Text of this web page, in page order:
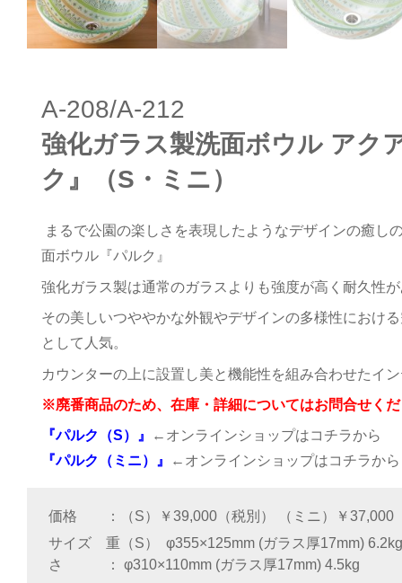
A-208/A-212
強化ガラス製洗面ボウル アク
ク』（S・ミニ）
まるで公園の楽しさを表現したようなデザインの癒し
面ボウル『パルク』
強化ガラス製は通常のガラスよりも強度が高く耐久性
その美しいつややかな外観やデザインの多様性におけ
として人気。
カウンターの上に設置し美と機能性を組み合わせたイ
※廃番商品のため、在庫・詳細についてはお問合せく
『パルク（S）』
←オンラインショップはコチラから
『パルク（ミニ）』
←オンラインショップはコチラから
価格
（S）￥39,000（税別） （ミニ）￥37,000
サイズ 重
さ
（S） φ355×125mm (ガラス厚17mm)
φ310×110mm (ガラス厚17mm) 4.5kg